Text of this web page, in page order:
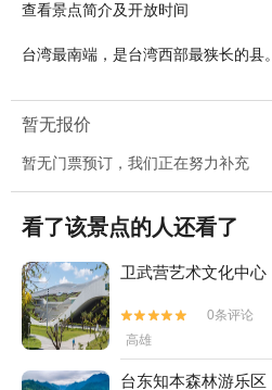
查看景点简介及开放时间
台湾最南端，是台湾西部最狭长的县。
暂无报价
暂无门票预订，我们正在努力补充
看了该景点的人还看了
卫武营艺术文化中心


0条评论
高雄
台东知本森林游乐区